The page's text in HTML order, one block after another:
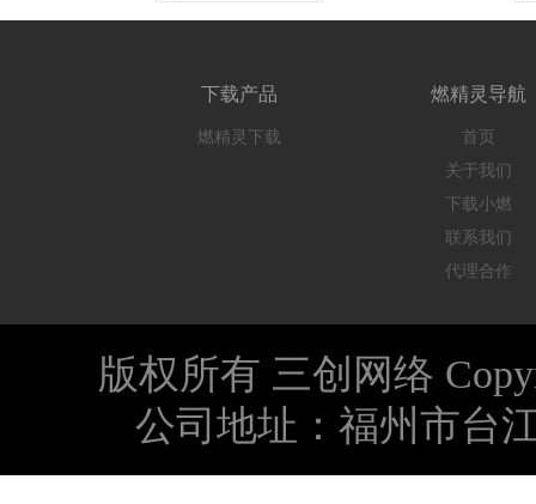
下载产品
燃精灵下载
燃精灵导航
首页
关于我们
下载小燃
联系我们
代理合作
版权所有 三创网络
公司地址：福州市台